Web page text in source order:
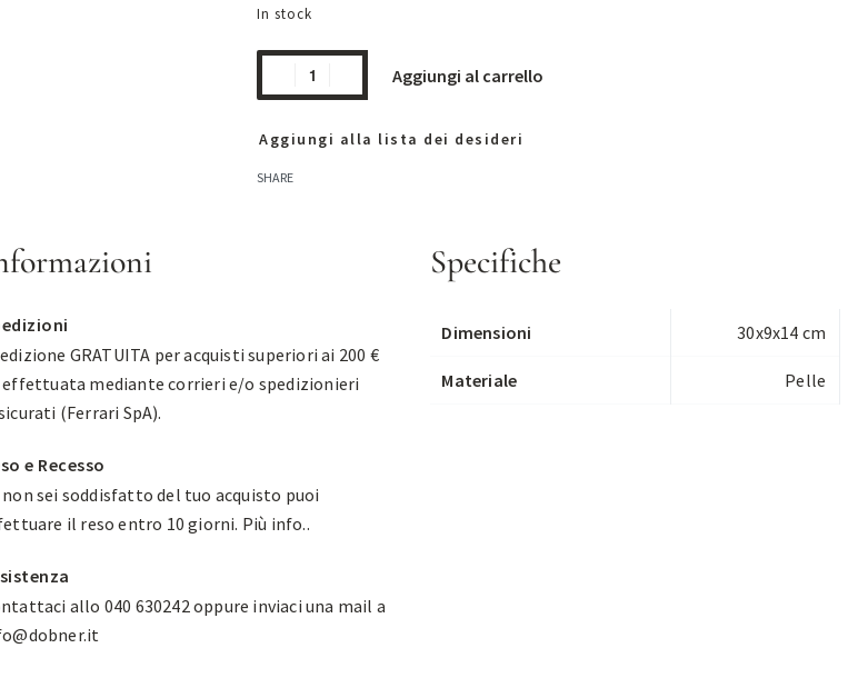
In stock
Aggiungi al carrello
Aggiungi alla lista dei desideri
SHARE
GRATUITA per acquisti superiori ai 200 €
effettuata mediante corrieri e/o spedizionieri
(Ferrari SpA).
e Recesso
non sei soddisfatto del tuo acquisto puoi
il reso entro 10 giorni. Più info..
allo 040 630242 oppure inviaci una mail a
Specifiche
Dimensioni 30x9x14 cm
Materiale Pelle